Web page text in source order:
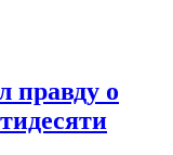
правду о